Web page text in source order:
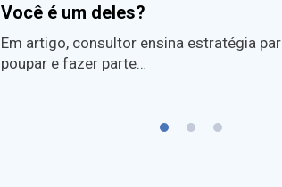
Você é um deles?
Em artigo, consultor ensina estratégia
poupar e fazer parte…